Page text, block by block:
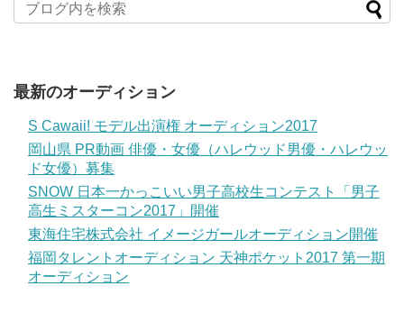
最新のオーディション
S Cawaii! モデル出演権 オーディション2017
岡山県 PR動画 俳優・女優（ハレウッド男優・ハレウッ
ド女優）募集
SNOW 日本一かっこいい男子高校生コンテスト「男子
高生ミスターコン2017」開催
東海住宅株式会社 イメージガールオーディション開催
福岡タレントオーディション 天神ポケット2017 第一期
オーディション